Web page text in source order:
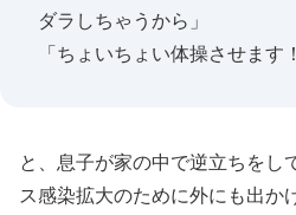
ダラしちゃうから」
「ちょいちょい体操させます
と、息子が家の中で逆立ちをし
ス感染拡大のために外にも出か